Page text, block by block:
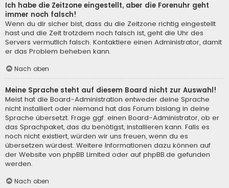
Ich habe die Zeitzone eingestellt, aber die Forenuhr geht
immer noch falsch!
Wenn du dir sicher bist, dass du die Zeitzone richtig eingestellt
hast und die Zeit trotzdem noch falsch ist, geht die Uhr des
Servers vermutlich falsch. Kontaktiere einen Administrator, damit
er das Problem beheben kann.
Nach oben
Meine Sprache steht auf diesem Board nicht zur Auswahl!
Meist hat die Board-Administration entweder deine Sprache
nicht installiert oder niemand hat das Forum bislang in deine
Sprache übersetzt. Frage ggf. einen Board-Administrator, ob er
das Sprachpaket, das du benötigst, installieren kann. Falls es
noch nicht existiert, würden wir uns freuen, wenn du es
übersetzen würdest. Weitere Informationen dazu können auf
der Website von phpBB Limited oder auf phpBB.de gefunden
werden.
Nach oben